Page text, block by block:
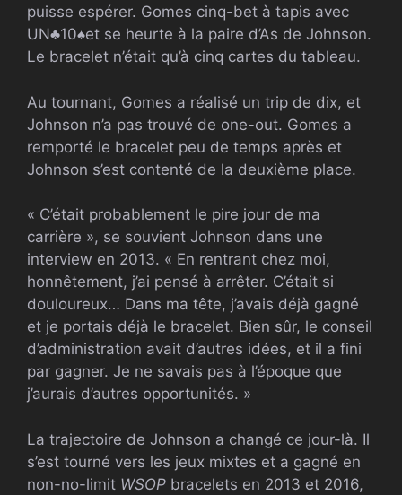
puisse espérer. Gomes cinq-bet à tapis avec
UN♣10♠et se heurte à la paire d’As de Johnson.
Le bracelet n’était qu’à cinq cartes du tableau.
Au tournant, Gomes a réalisé un trip de dix, et
Johnson n’a pas trouvé de one-out. Gomes a
remporté le bracelet peu de temps après et
Johnson s’est contenté de la deuxième place.
« C’était probablement le pire jour de ma
carrière », se souvient Johnson dans une
interview en 2013. « En rentrant chez moi,
honnêtement, j’ai pensé à arrêter. C’était si
douloureux… Dans ma tête, j’avais déjà gagné
et je portais déjà le bracelet. Bien sûr, le conseil
d’administration avait d’autres idées, et il a fini
par gagner. Je ne savais pas à l’époque que
j’aurais d’autres opportunités. »
La trajectoire de Johnson a changé ce jour-là. Il
s’est tourné vers les jeux mixtes et a gagné en
non-no-limit WSOP bracelets en 2013 et 2016,